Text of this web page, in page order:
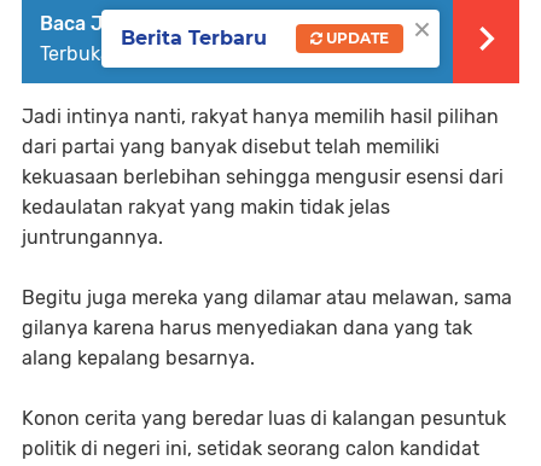
Baca Juga :
FILWB Akan Gelar Audiensi
Terbuka Soal SPPG Besok
Jadi intinya nanti, rakyat hanya memilih hasil pilihan
dari partai yang banyak disebut telah memiliki
kekuasaan berlebihan sehingga mengusir esensi dari
kedaulatan rakyat yang makin tidak jelas
juntrungannya.
Begitu juga mereka yang dilamar atau melawan, sama
gilanya karena harus menyediakan dana yang tak
alang kepalang besarnya.
Konon cerita yang beredar luas di kalangan pesuntuk
politik di negeri ini, setidak seorang calon kandidat
×
Berita Terbaru UPDATE